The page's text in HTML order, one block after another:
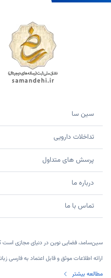
سین سا
تداخلات دارویی
پرسش های متداول
درباره ما
تماس با ما
سین‌سامد، فضایی نوین در دنیای مجازی
ارائه اطلاعات موثق و قابل اعتماد به فارسی
مطالعه بیشتر